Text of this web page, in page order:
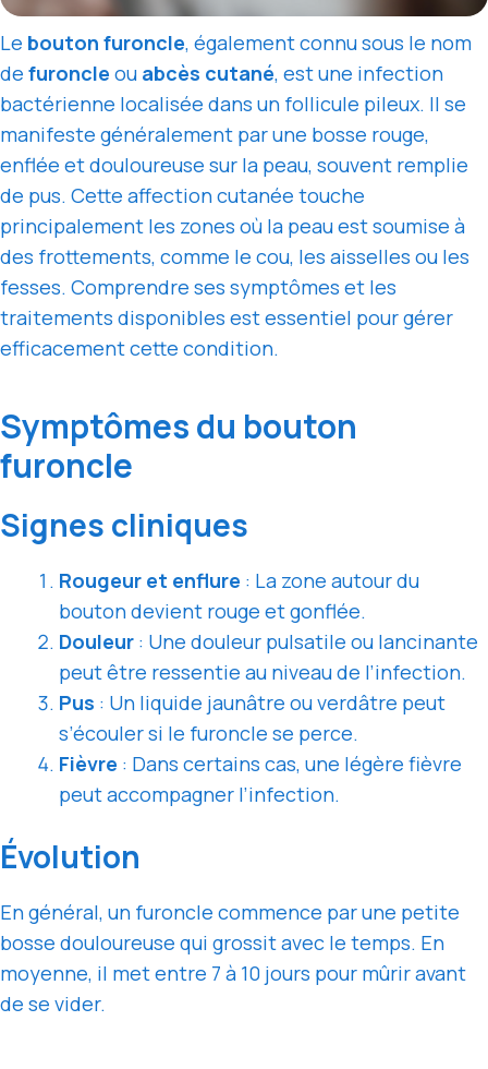
Le bouton furoncle, également connu sous le nom
de furoncle ou abcès cutané, est une infection
bactérienne localisée dans un follicule pileux. Il se
manifeste généralement par une bosse rouge,
enflée et douloureuse sur la peau, souvent remplie
de pus. Cette affection cutanée touche
principalement les zones où la peau est soumise à
des frottements, comme le cou, les aisselles ou les
fesses. Comprendre ses symptômes et les
traitements disponibles est essentiel pour gérer
efficacement cette condition.
Symptômes du bouton
furoncle
Signes cliniques
Rougeur et enflure : La zone autour du
bouton devient rouge et gonflée.
Douleur : Une douleur pulsatile ou lancinante
peut être ressentie au niveau de l’infection.
Pus : Un liquide jaunâtre ou verdâtre peut
s’écouler si le furoncle se perce.
Fièvre : Dans certains cas, une légère fièvre
peut accompagner l’infection.
Évolution
En général, un furoncle commence par une petite
bosse douloureuse qui grossit avec le temps. En
moyenne, il met entre 7 à 10 jours pour mûrir avant
de se vider.